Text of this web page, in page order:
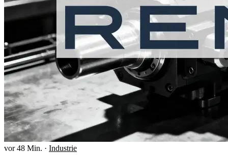
vor 48 Min. · Industrie